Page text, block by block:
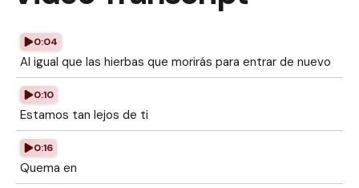
0:04
Al igual que las hierbas que morirás para entrar de nuevo
0:10
Estamos tan lejos de ti
0:16
Quema en